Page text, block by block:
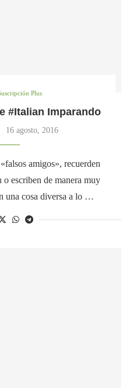
Plus
#Italian Imparando
16 agosto, 2016
amigos», recuerden
o escriben de manera muy
una cosa diversa a lo …